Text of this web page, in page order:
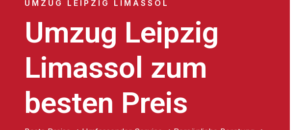
UMZUG LEIPZIG LIMASSOL
Umzug Leipzig
Limassol zum
besten Preis